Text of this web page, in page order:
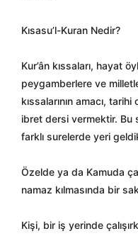
Kısasu’l-Kuran Nedir?
Kur’ân kıssaları, hayat
peygamberlere ve
kıssalarının amacı,
ibret dersi vermektir. Bu
farklı surelerde yeri
Özelde ya da Kamuda
namaz kılmasında bir
Kişi, bir iş yerinde